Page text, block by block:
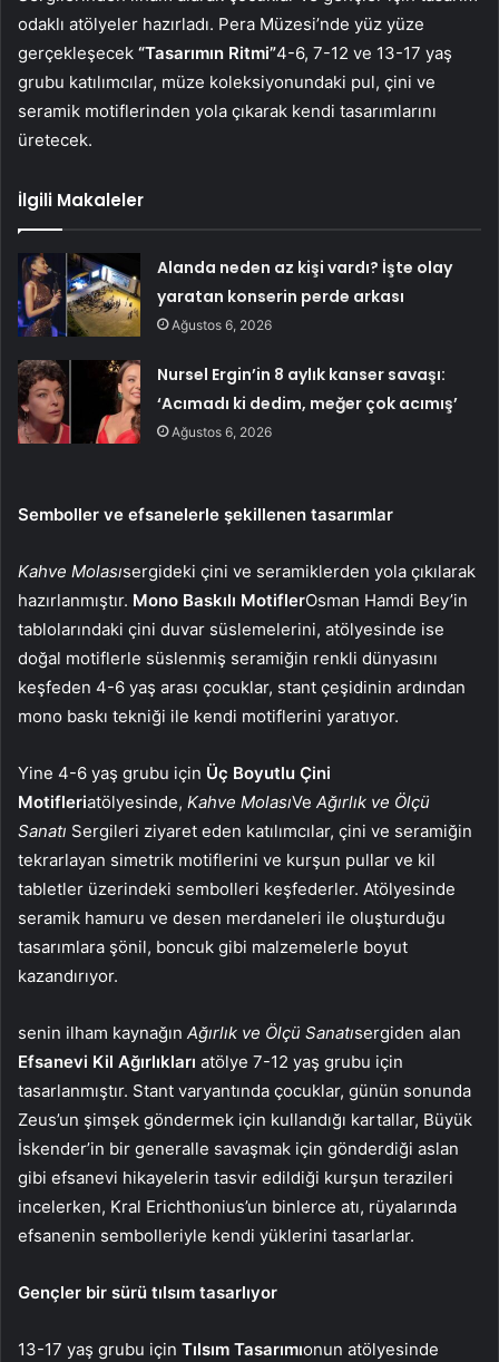
odaklı atölyeler hazırladı. Pera Müzesi’nde yüz yüze
gerçekleşecek “Tasarımın Ritmi”4-6, 7-12 ve 13-17 yaş
grubu katılımcılar, müze koleksiyonundaki pul, çini ve
seramik motiflerinden yola çıkarak kendi tasarımlarını
üretecek.
İlgili Makaleler
Alanda neden az kişi vardı? İşte olay
yaratan konserin perde arkası
Ağustos 6, 2026
Nursel Ergin’in 8 aylık kanser savaşı:
‘Acımadı ki dedim, meğer çok acımış’
Ağustos 6, 2026
Semboller ve efsanelerle şekillenen tasarımlar
Kahve Molasısergideki çini ve seramiklerden yola çıkılarak
hazırlanmıştır. Mono Baskılı MotiflerOsman Hamdi Bey’in
tablolarındaki çini duvar süslemelerini, atölyesinde ise
doğal motiflerle süslenmiş seramiğin renkli dünyasını
keşfeden 4-6 yaş arası çocuklar, stant çeşidinin ardından
mono baskı tekniği ile kendi motiflerini yaratıyor.
Yine 4-6 yaş grubu için Üç Boyutlu Çini
Motifleriatölyesinde, Kahve MolasıVe Ağırlık ve Ölçü
Sanatı Sergileri ziyaret eden katılımcılar, çini ve seramiğin
tekrarlayan simetrik motiflerini ve kurşun pullar ve kil
tabletler üzerindeki sembolleri keşfederler. Atölyesinde
seramik hamuru ve desen merdaneleri ile oluşturduğu
tasarımlara şönil, boncuk gibi malzemelerle boyut
kazandırıyor.
senin ilham kaynağın Ağırlık ve Ölçü Sanatısergiden alan
Efsanevi Kil Ağırlıkları atölye 7-12 yaş grubu için
tasarlanmıştır. Stant varyantında çocuklar, günün sonunda
Zeus’un şimşek göndermek için kullandığı kartallar, Büyük
İskender’in bir generalle savaşmak için gönderdiği aslan
gibi efsanevi hikayelerin tasvir edildiği kurşun terazileri
incelerken, Kral Erichthonius’un binlerce atı, rüyalarında
efsanenin sembolleriyle kendi yüklerini tasarlarlar.
Gençler bir sürü tılsım tasarlıyor
13-17 yaş grubu için Tılsım Tasarımıonun atölyesinde